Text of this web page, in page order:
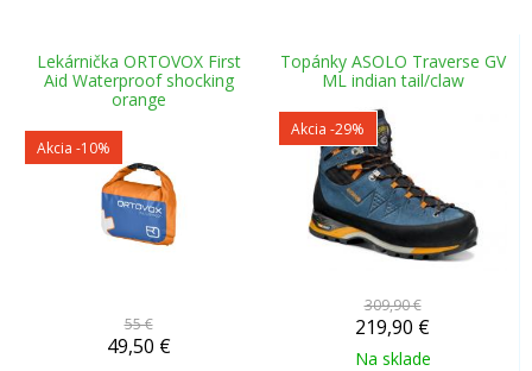
Lekárnička ORTOVOX First
Aid Waterproof shocking
orange
Akcia -10%
55 €
49,50 €
Topánky ASOLO Traverse GV
ML indian tail/claw
Akcia -29%
309,90 €
219,90 €
Na sklade